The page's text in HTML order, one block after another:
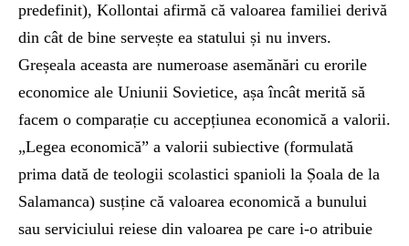
predefinit), Kollontai afirmă că valoarea familiei derivă
din cât de bine servește ea statului și nu invers.
Greșeala aceasta are numeroase asemănări cu erorile
economice ale Uniunii Sovietice, așa încât merită să
facem o comparație cu accepțiunea economică a valorii.
„Legea economică” a valorii subiective (formulată
prima dată de teologii scolastici spanioli la Șoala de la
Salamanca) susține că valoarea economică a bunului
sau serviciului reiese din valoarea pe care i-o atribuie